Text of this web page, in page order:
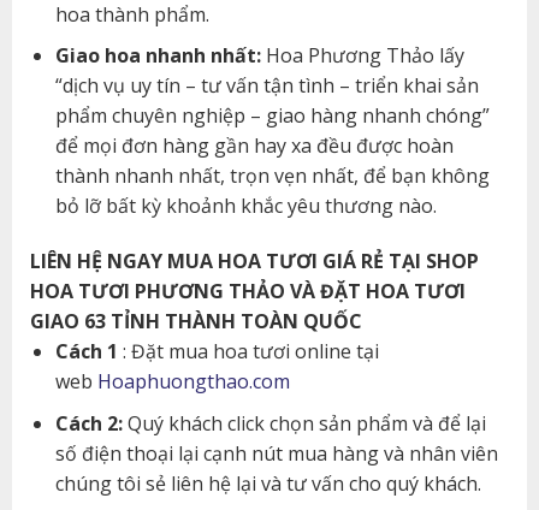
hoa thành phẩm.
Giao hoa nhanh nhất:Hoa Phương Thảo lấy
“dịch vụ uy tín – tư vấn tận tình – triển khai sản
phẩm chuyên nghiệp – giao hàng nhanh chóng”
để mọi đơn hàng gần hay xa đều được hoàn
thành nhanh nhất, trọn vẹn nhất, để bạn không
bỏ lỡ bất kỳ khoảnh khắc yêu thương nào.
LIÊN HỆ NGAY MUA HOA TƯƠI GIÁ RẺ TẠI SHOP
HOA TƯƠI PHƯƠNG THẢO VÀ ĐẶT HOA TƯƠI
GIAO 63 TỈNH THÀNH TOÀN QUỐC
Cách 1 : Đặt mua hoa tươi online tại
web Hoaphuongthao.com
Cách 2:Quý khách click chọn sản phẩm và để lại
số điện thoại lại cạnh nút mua hàng và nhân viên
chúng tôi sẻ liên hệ lại và tư vấn cho quý khách.